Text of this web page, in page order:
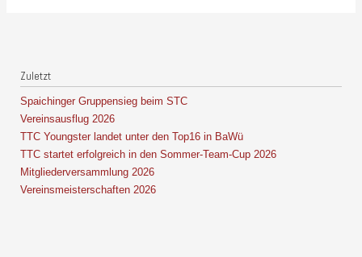
Zuletzt
Spaichinger Gruppensieg beim STC
Vereinsausflug 2026
TTC Youngster landet unter den Top16 in BaWü
TTC startet erfolgreich in den Sommer-Team-Cup 2026
Mitgliederversammlung 2026
Vereinsmeisterschaften 2026